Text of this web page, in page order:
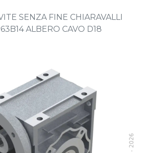
SENZA FINE CHIARAVALLI
ALBERO CAVO D18